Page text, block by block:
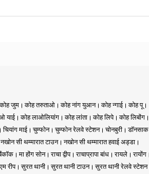
कोह जुम कोह तरुताओ कोह नांग युआन कोह न्गाई
कोह पू
याई कोह लाओलियांग कोह लांता कोह लिपे
कोह लिबोंग
चियांग माई चुम्फोन चुम्फोन रेलवे स्टेशन चोनबुरी
डॉनसाक
नखोन सी थम्मारात टाउन
नखोन सी थम्मारात हवाई अड्डा
मा होंग सोन राचा द्वीप राचाप्रापा बांध रायले
रायोंग
रीप सुरत थानी सुरत थानी टाउन
सुरत थानी रेलवे स्टेशन